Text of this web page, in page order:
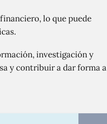
lo que puede
investigación y
y contribuir a dar forma a